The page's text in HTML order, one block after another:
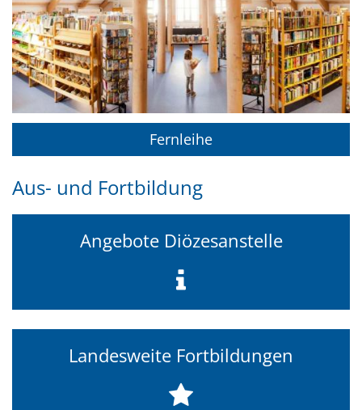
Fernleihe
Aus- und Fortbildung
Angebote Diözesanstelle
Landesweite Fortbildungen